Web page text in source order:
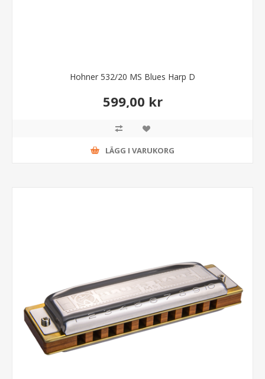
Hohner 532/20 MS Blues Harp D
599,00 kr
LÄGG I VARUKORG